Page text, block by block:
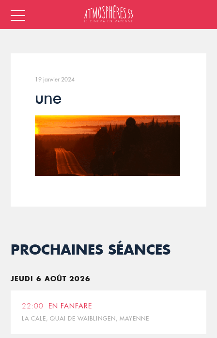
19 janvier 2024
une
PROCHAINES SÉANCES
JEUDI 6 AOÛT 2026
22:00 EN FANFARE
LA CALE, QUAI DE WAIBLINGEN, MAYENNE